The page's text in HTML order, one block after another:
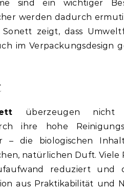
sind ein wichtiger
werden dadurch
zeigt, dass
im Verpackungsdesign
überzeugen
ihre hohe
– die biologischen
natürlichen Duft. Viele
reduziert und
aus Praktikabilität und